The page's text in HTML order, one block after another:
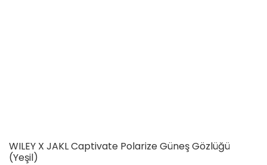
WILEY X JAKL Captivate Polarize Güneş Gözlüğü
(Yeşil)